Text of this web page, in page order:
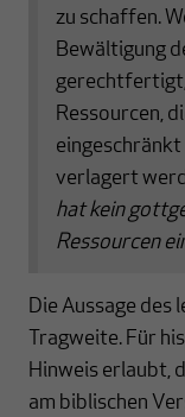
zu schaffen.
Bewältigung
Ressourcen,
verlagert
hat kein
Ressourcen
Die Aussage des
Tragweite. Für
Hinweis erlaubt,
am biblischen